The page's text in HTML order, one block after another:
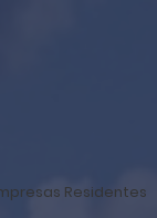
Residentes